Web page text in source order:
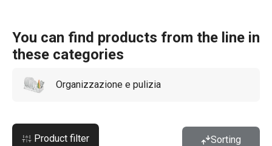
You can find products from the line in
these categories
Organizzazione e pulizia
Product filter Sorting